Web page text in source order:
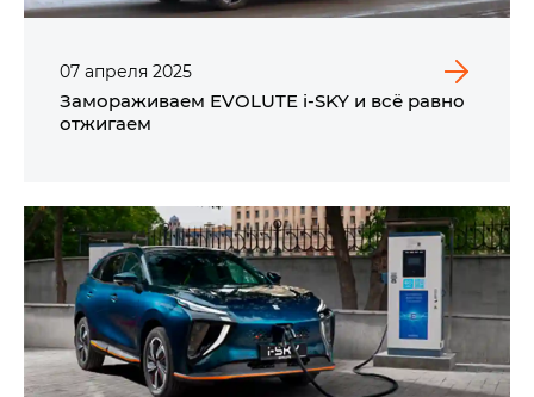
07 апреля 2025
Замораживаем EVOLUTE i‑SKY и всё равно
отжигаем